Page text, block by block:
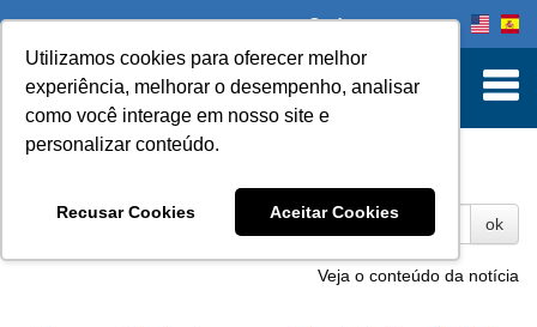
Utilizamos cookies para oferecer melhor
experiência, melhorar o desempenho, analisar
como você interage em nosso site e
personalizar conteúdo.
Recusar Cookies Aceitar Cookies
Onde comprar
ok
Veja o conteúdo da notícia